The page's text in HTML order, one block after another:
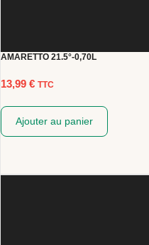
AMARETTO 21.5°-0,70L
13,99 € TTC
Ajouter au panier